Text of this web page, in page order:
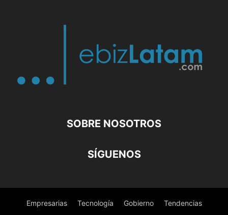
SOBRE NOSOTROS
SÍGUENOS
Empresarias Tecnología Gobierno Tendencias